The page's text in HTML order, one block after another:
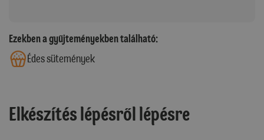
Ezekben a gyűjteményekben található:
Édes sütemények
Elkészítés lépésről lépésre